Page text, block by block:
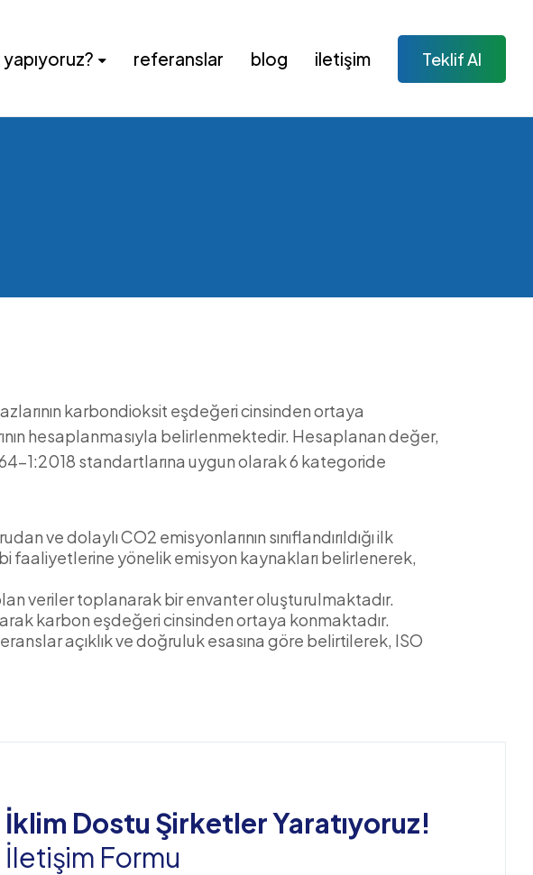
referanslar blog i̇letişim Teklif Al
karbondioksit eşdeğeri cinsinden ortaya
hesaplanmasıyla belirlenmektedir. Hesaplanan değer,
1:2018 standartlarına uygun olarak 6 kategoride
ve dolaylı CO2 emisyonlarının sınıflandırıldığı ilk
faaliyetlerine yönelik emisyon kaynakları belirlenerek,
veriler toplanarak bir envanter oluşturulmaktadır.
karbon eşdeğeri cinsinden ortaya konmaktadır.
açıklık ve doğruluk esasına göre belirtilerek, ISO
İklim Dostu Şirketler Yaratıyoruz!
İletişim Formu